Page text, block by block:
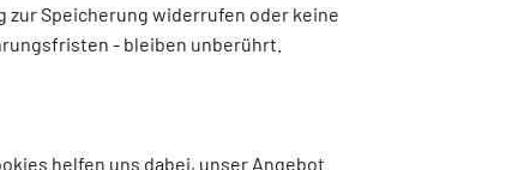
zur Speicherung widerrufen oder keine
- bleiben unberührt.
helfen uns dabei, unser Angebot